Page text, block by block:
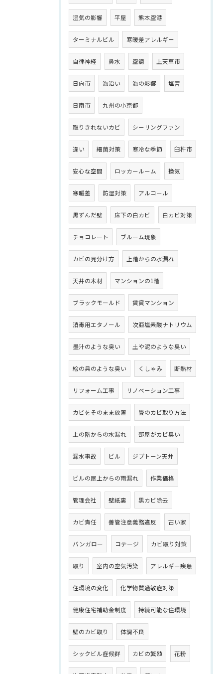
湿気の影響 平屋 熊本空港
ターミナルビル 寒暖差アレルギー
自律神経 鼻水 空調 上天草市
日向市 海沿い 海の影響 塩害
日南市 九州の小京都
取りきれないカビ シーリングファン
違い 細菌対策 寒冷な季節 臼杵市
安心な空間 ロッカールーム 換気
寒暖差 防湿対策 アルコール
黒ずんだ壁 床下の白カビ 白カビ対策
チョコレート ブルーム現象
カビの見分け方 上階からの水漏れ
天井の木材 マンションの1階
ブラックモールド 賃貸マンション
消毒用エタノール 次亜塩素酸ナトリウム
墨汁のような臭い 土や泥のような臭い
絵の具のような臭い くしゃみ 断熱材
リフォーム工事 リノベーション工事
カビをそのまま放置 畳のカビ取り方法
上の階からの水漏れ 部屋がカビ臭い
漏水事故 ビル ジプトーン天井
ビルの屋上からの雨漏れ 作業価格
管理会社 壁紙裏 黒カビ除去
カビ責任 善管注意義務違反 古い家
バンガロー コテージ カビ取り対策
取り 室内の空気汚染 アレルギー疾患
住環境の変化 化学物質過敏症対策
健康住宅補助金制度 持続可能な住環境
壁のカビ取り 体調不良
シックビル症候群 カビの繁殖 花粉